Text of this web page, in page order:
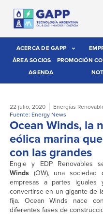
ACERCA DE GAPP
ÁREA SOCIOS
PROMOCIÓN
AGENDA
22 julio, 2020 Energías
Fuente: Energy News
Ocean Winds, la
eólica marina
con las grandes
Engie y EDP Renovables
Winds (OW), una
empresas a partes
convertirse en un gigante de
fija. Ocean Winds nace
diferentes fases de